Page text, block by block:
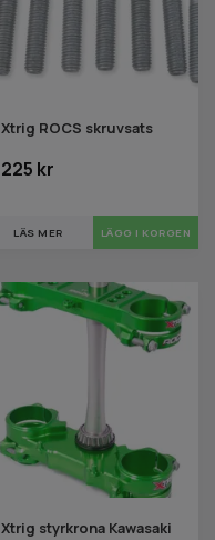
Xtrig ROCS skruvsats
225 kr
LÄS MER
Xtrig styrkrona Kawasaki